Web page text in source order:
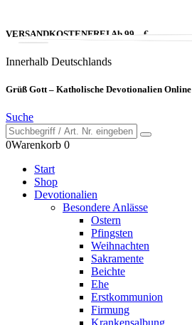
VERSANDKOSTENFREI Ab 99,– €
Innerhalb Deutschlands
Grüß Gott – Katholische Devotionalien Online
Suche
0Warenkorb 0
Start
Shop
Devotionalien
Besondere Anlässe
Ostern
Pfingsten
Weihnachten
Sakramente
Beichte
Ehe
Erstkommunion
Firmung